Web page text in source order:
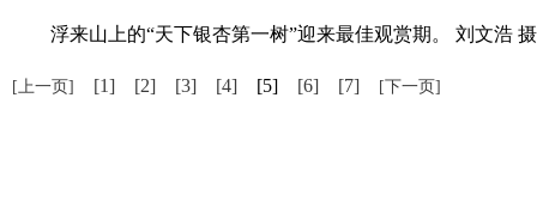
浮来山上的“天下银杏第一树”迎来最佳观赏期。 刘文浩 摄
[上一页] [1] [2] [3] [4] [5] [6] [7] [下一页]